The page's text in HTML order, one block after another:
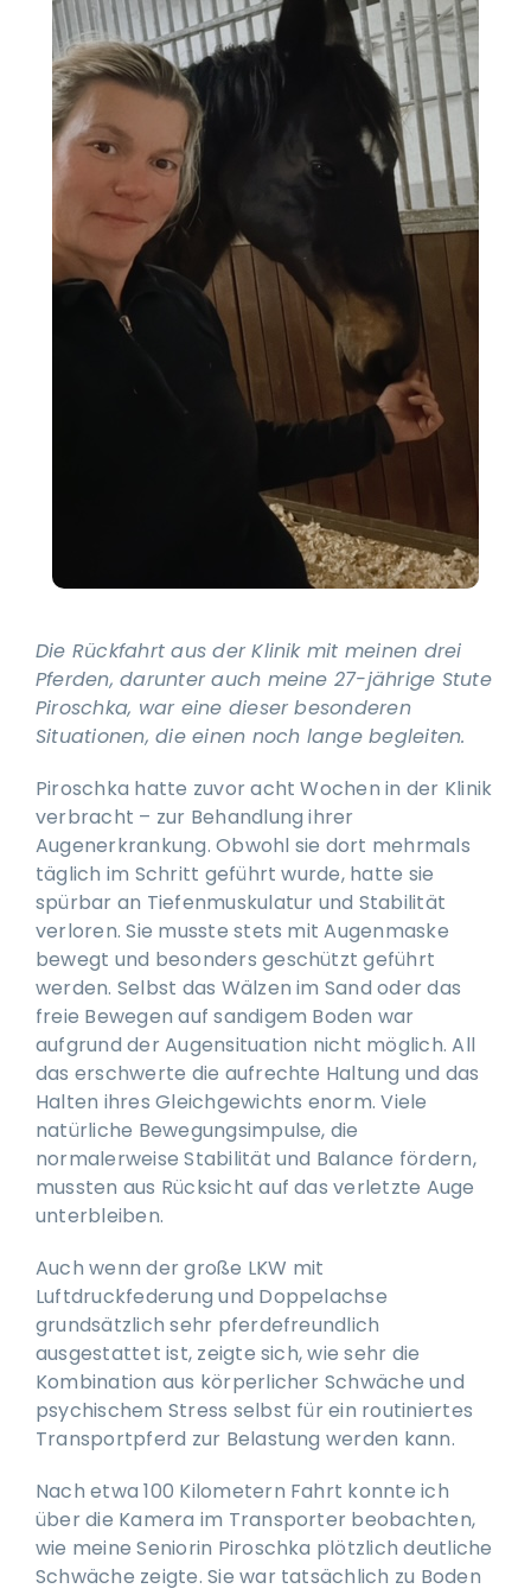
Ausbildung & Training für Reiter und Pferd
Job & Karriere
Kontakt
Die Rückfahrt aus der Klinik mit meinen drei
Pferden, darunter auch meine 27-jährige Stute
Piroschka, war eine dieser besonderen
Situationen, die einen noch lange begleiten.
Piroschka hatte zuvor acht Wochen in der Klinik
verbracht – zur Behandlung ihrer
Augenerkrankung. Obwohl sie dort mehrmals
täglich im Schritt geführt wurde, hatte sie
spürbar an Tiefenmuskulatur und Stabilität
verloren. Sie musste stets mit Augenmaske
bewegt und besonders geschützt geführt
werden. Selbst das Wälzen im Sand oder das
freie Bewegen auf sandigem Boden war
aufgrund der Augensituation nicht möglich. All
das erschwerte die aufrechte Haltung und das
Halten ihres Gleichgewichts enorm. Viele
natürliche Bewegungsimpulse, die
normalerweise Stabilität und Balance fördern,
mussten aus Rücksicht auf das verletzte Auge
unterbleiben.
Auch wenn der große LKW mit
Luftdruckfederung und Doppelachse
grundsätzlich sehr pferdefreundlich
ausgestattet ist, zeigte sich, wie sehr die
Kombination aus körperlicher Schwäche und
psychischem Stress selbst für ein routiniertes
Transportpferd zur Belastung werden kann.
Nach etwa 100 Kilometern Fahrt konnte ich
über die Kamera im Transporter beobachten,
wie meine Seniorin Piroschka plötzlich deutliche
Schwäche zeigte. Sie war tatsächlich zu Boden